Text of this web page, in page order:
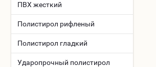
ПВХ жесткий
Полистирол рифленый
Полистирол гладкий
Ударопрочный полистирол